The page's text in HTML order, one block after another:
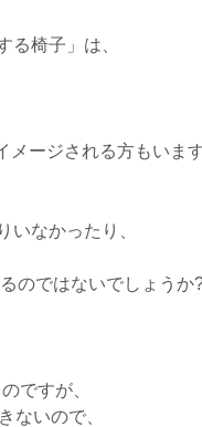
る椅子」は、
メージされる方もいま
いなかったり、
のではないでしょうか
ですが、
ないので、